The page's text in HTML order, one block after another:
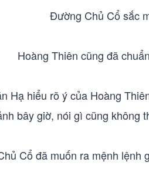
Đường Chủ Cổ sắc
Hoàng Thiên cũng đã
Hạ hiểu rõ ý của Hoàng
bây giờ, nói gì cũng không
Cổ đã muốn ra mệnh lệnh